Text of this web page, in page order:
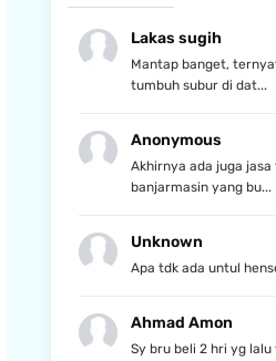
Lakas sugih
Mantap banget,
tumbuh subur di dat...
Anonymous
Akhirnya ada juga jasa
banjarmasin yang bu...
Unknown
Apa tdk ada untul
Ahmad Amon
Sy bru beli 2 hri yg